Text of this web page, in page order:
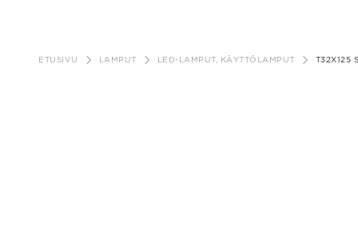
sisältöönETUSIVU LAMPUT LED-LAMPUT, KÄYTTÖLAMPUT T32X125